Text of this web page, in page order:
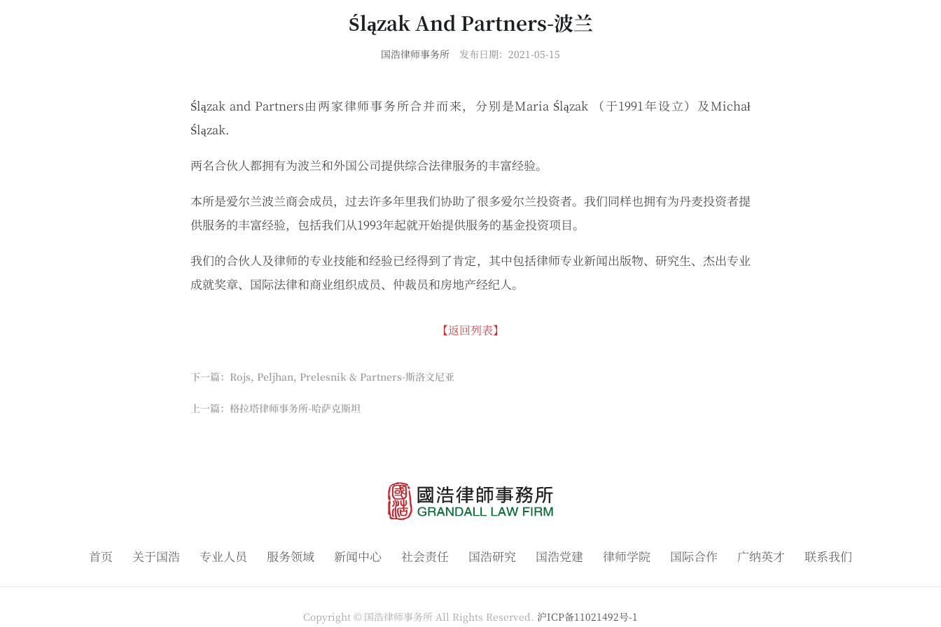
Ślązak And Partners-波兰
国浩律师事务所 发布日期：2021-05-15
Ślązak and Partners由两家律师事务所合并而来，分别是Maria Ślązak （于1991年设立）及Michał
Ślązak.
两名合伙人都拥有为波兰和外国公司提供综合法律服务的丰富经验。
本所是爱尔兰波兰商会成员，过去许多年里我们协助了很多爱尔兰投资者。我们同样也拥有为丹麦投资者提
供服务的丰富经验，包括我们从1993年起就开始提供服务的基金投资项目。
我们的合伙人及律师的专业技能和经验已经得到了肯定，其中包括律师专业新闻出版物、研究生、杰出专业
成就奖章、国际法律和商业组织成员、仲裁员和房地产经纪人。
【返回列表】
下一篇：Rojs, Peljhan, Prelesnik & Partners-斯洛文尼亚
上一篇：格拉塔律师事务所-哈萨克斯坦
首页 关于国浩 专业人员 服务领域 新闻中心 社会责任 国浩研究 国浩党建 律师学院 国际合作 广纳英才 联系我们
Copyright © 国浩律师事务所 All Rights Reserved. 沪ICP备11021492号-1